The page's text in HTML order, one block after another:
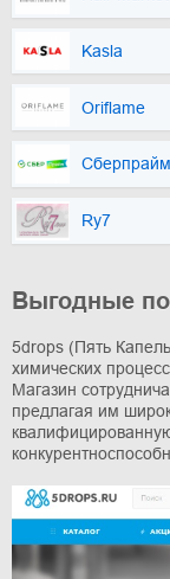
Kasla
Oriflame
Сберпрайм
Ry7
Выгодные
5drops (Пять
химических
Магазин
предлагая им